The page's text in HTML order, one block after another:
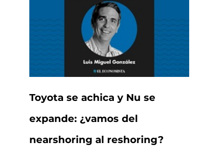
Toyota se achica y Nu se
expande: ¿vamos del
nearshoring al reshoring?